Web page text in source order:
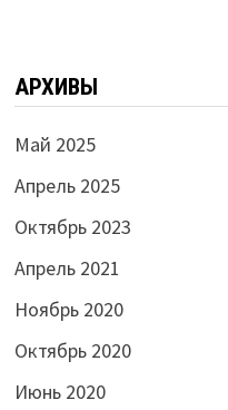
АРХИВЫ
Май 2025
Апрель 2025
Октябрь 2023
Апрель 2021
Ноябрь 2020
Октябрь 2020
Июнь 2020